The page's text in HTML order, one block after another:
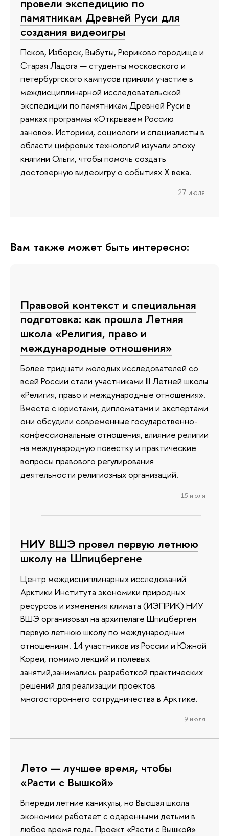
памятникам Древней Руси для
создания видеоигры
Псков, Изборск, Выбуты, Рюриково городище и
Старая Ладога — студенты московского и
петербургского кампусов приняли участие в
междисциплинарной исследовательской
экспедиции по памятникам Древней Руси в
рамках программы «Открываем Россию
заново». Историки, социологи и специалисты в
области цифровых технологий изучали эпоху
княгини Ольги, чтобы помочь создать
достоверную видеоигру о событиях X века.
27 июля
Вам также может быть интересно:
Правовой контекст и специальная
подготовка: как прошла Летняя
школа «Религия, право и
международные отношения»
Более тридцати молодых исследователей со
всей России стали участниками III Летней школы
«Религия, право и международные отношения».
Вместе с юристами, дипломатами и экспертами
они обсудили современные государственно-
конфессиональные отношения, влияние религии
на международную повестку и практические
вопросы правового регулирования
деятельности религиозных организаций.
15 июля
НИУ ВШЭ провел первую летнюю
школу на Шпицбергене
Центр междисциплинарных исследований
Арктики Института экономики природных
ресурсов и изменения климата (ИЭПРИК) НИУ
ВШЭ организовал на архипелаге Шпицберген
первую летнюю школу по международным
отношениям. 14 участников из России и Южной
Кореи, помимо лекций и полевых
занятий,занимались разработкой практических
решений для реализации проектов
многостороннего сотрудничества в Арктике.
9 июля
Лето — лучшее время, чтобы
«Расти с Вышкой»
Впереди летние каникулы, но Высшая школа
экономики работает с одаренными детьми в
любое время года. Проект «Расти с Вышкой»